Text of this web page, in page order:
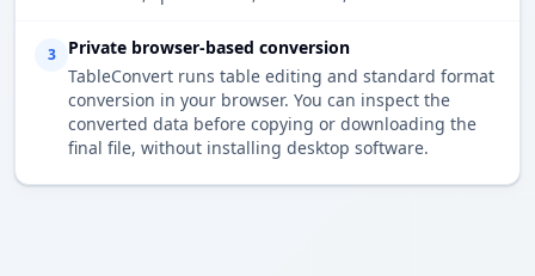
3
Private browser-based conversion
TableConvert runs table editing and standard format
conversion in your browser. You can inspect the
converted data before copying or downloading the
final file, without installing desktop software.